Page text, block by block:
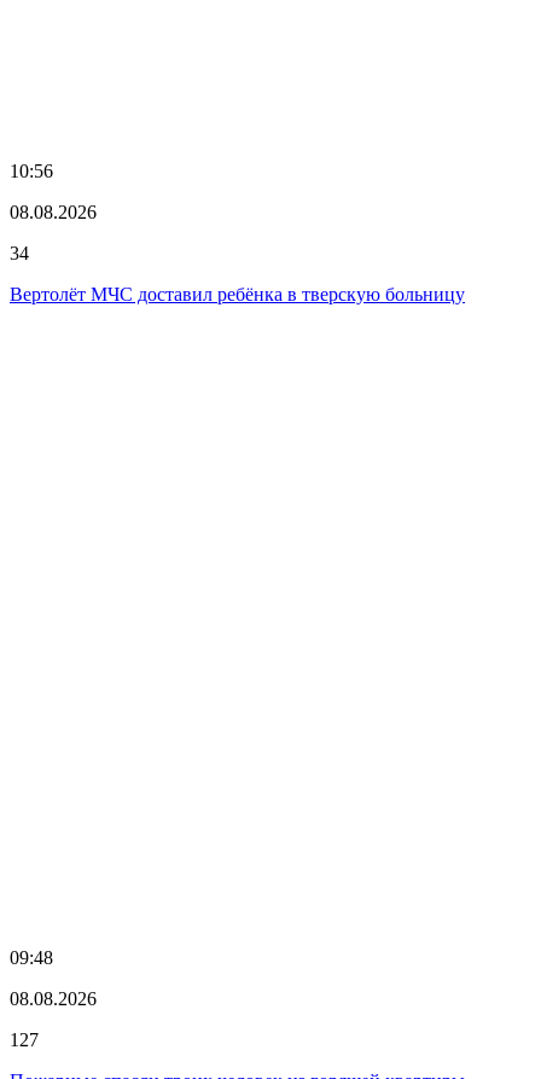
10:56
08.08.2026
34
Вертолёт МЧС доставил ребёнка в тверскую больницу
09:48
08.08.2026
127